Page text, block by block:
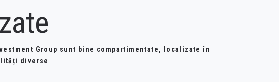
Group sunt bine compartimentate, localizate în
diverse